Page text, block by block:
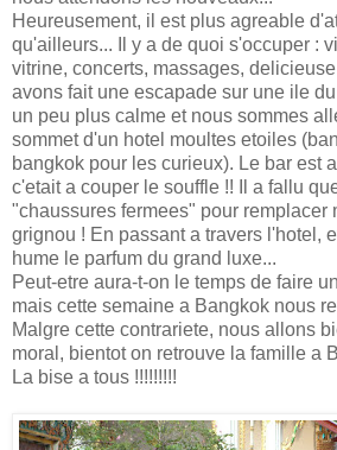
Heureusement, il est plus agreable
qu'ailleurs... Il y a de quoi s'occuper :
vitrine, concerts, massages,
avons fait une escapade sur une ile
un peu plus calme et nous sommes
sommet d'un hotel moultes etoiles
bangkok pour les curieux). Le bar est
c'etait a couper le souffle !! Il a fallu
"chaussures fermees" pour remplacer
grignou ! En passant a travers l'hotel,
hume le parfum du grand luxe...
Peut-etre aura-t-on le temps de faire
mais cette semaine a Bangkok nous
Malgre cette contrariete, nous allons
moral, bientot on retrouve la famille a
La bise a tous !!!!!!!!!